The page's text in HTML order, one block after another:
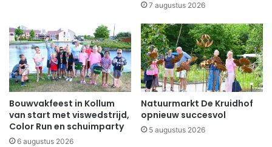
7 augustus 2026
Bouwvakfeest in Kollum
van start met viswedstrijd,
Color Run en schuimparty
6 augustus 2026
Natuurmarkt De Kruidhof
opnieuw succesvol
5 augustus 2026